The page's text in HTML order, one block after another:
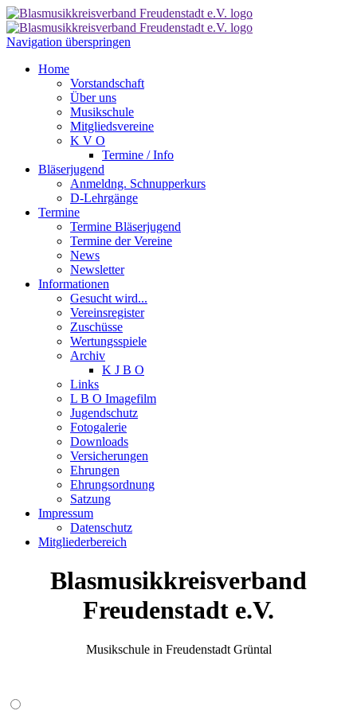
Navigation überspringen
Home
Vorstandschaft
Über uns
Musikschule
Mitgliedsvereine
K V O
Termine / Info
Bläserjugend
Anmeldng. Schnupperkurs
D-Lehrgänge
Termine
Termine Bläserjugend
Termine der Vereine
News
Newsletter
Informationen
Gesucht wird...
Vereinsregister
Zuschüsse
Wertungsspiele
Archiv
K J B O
Links
L B O Imagefilm
Jugendschutz
Fotogalerie
Downloads
Versicherungen
Ehrungen
Ehrungsordnung
Satzung
Impressum
Datenschutz
Mitgliederbereich
Blasmusikkreisverband
Freudenstadt e.V.
Musikschule in Freudenstadt Grüntal